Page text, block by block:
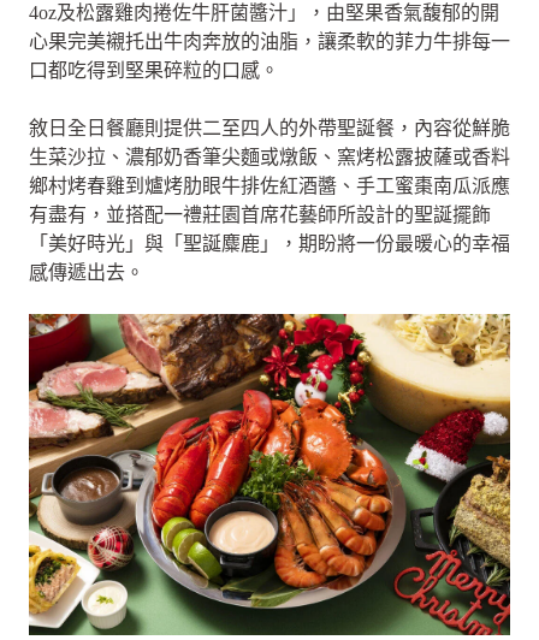
4oz及松露雞肉捲佐牛肝菌醬汁」，由堅果香氣馥郁的開
心果完美襯托出牛肉奔放的油脂，讓柔軟的菲力牛排每一
口都吃得到堅果碎粒的口感。
敘日全日餐廳則提供二至四人的外帶聖誕餐，內容從鮮脆
生菜沙拉、濃郁奶香筆尖麵或燉飯、窯烤松露披薩或香料
鄉村烤春雞到爐烤肋眼牛排佐紅酒醬、手工蜜棗南瓜派應
有盡有，並搭配一禮莊園首席花藝師所設計的聖誕擺飾
「美好時光」與「聖誕麋鹿」，期盼將一份最暖心的幸福
感傳遞出去。